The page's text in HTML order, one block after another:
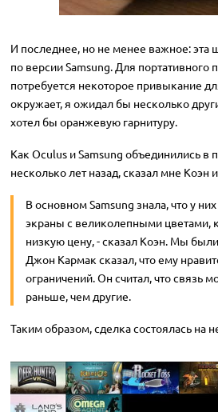
И последнее, но не менее важное: эта
по версии Samsung. Для портативного
потребуется некоторое привыкание
окружает, я ожидал бы несколько
хотел бы оранжевую гарнитуру.
Как Oculus и Samsung объединились в
несколько лет назад, сказал мне Коэн
В основном Samsung знала, что у
экраны с великолепными цветами,
низкую цену, - сказал Коэн. Мы
Джон Кармак сказал, что ему
ограничений. Он считал, что связь
раньше, чем другие.
Таким образом, сделка состоялась на